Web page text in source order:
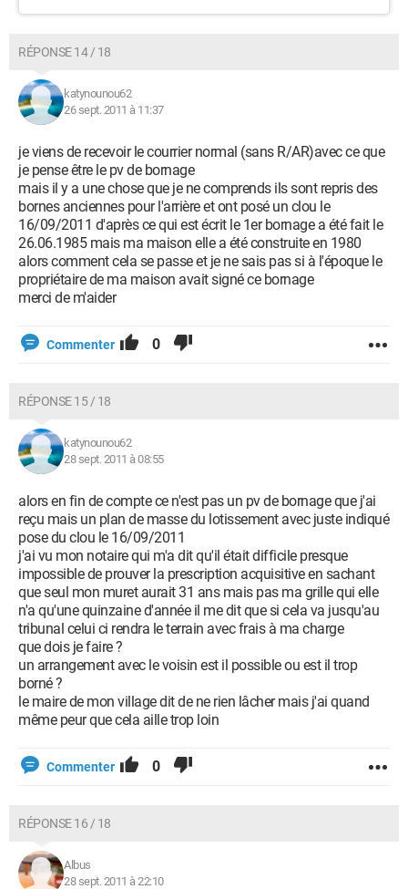
RÉPONSE 14 / 18
katynounou62
26 sept. 2011 à 11:37
je viens de recevoir le courrier normal (sans R/AR)avec ce que
je pense être le pv de bornage
mais il y a une chose que je ne comprends ils sont repris des
bornes anciennes pour l'arrière et ont posé un clou le
16/09/2011 d'après ce qui est écrit le 1er bornage a été fait le
26.06.1985 mais ma maison elle a été construite en 1980
alors comment cela se passe et je ne sais pas si à l'époque le
propriétaire de ma maison avait signé ce bornage
merci de m'aider
Commenter 0
RÉPONSE 15 / 18
katynounou62
28 sept. 2011 à 08:55
alors en fin de compte ce n'est pas un pv de bornage que j'ai
reçu mais un plan de masse du lotissement avec juste indiqué
pose du clou le 16/09/2011
j'ai vu mon notaire qui m'a dit qu'il était difficile presque
impossible de prouver la prescription acquisitive en sachant
que seul mon muret aurait 31 ans mais pas ma grille qui elle
n'a qu'une quinzaine d'année il me dit que si cela va jusqu'au
tribunal celui ci rendra le terrain avec frais à ma charge
que dois je faire ?
un arrangement avec le voisin est il possible ou est il trop
borné ?
le maire de mon village dit de ne rien lâcher mais j'ai quand
même peur que cela aille trop loin
Commenter 0
RÉPONSE 16 / 18
Albus
28 sept. 2011 à 22:10